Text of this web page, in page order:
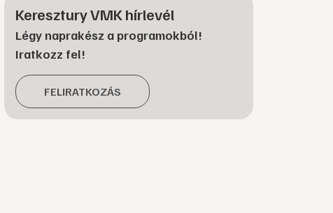
Keresztury VMK hírlevél
Légy naprakész a programokból!
Iratkozz fel!
FELIRATKOZÁS